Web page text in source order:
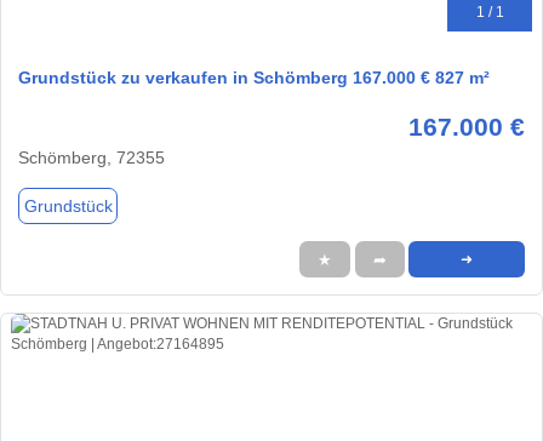
1 / 1
Grundstück zu verkaufen in Schömberg 167.000 € 827 m²
167.000 €
Schömberg, 72355
Grundstück
★ ➦ ➜